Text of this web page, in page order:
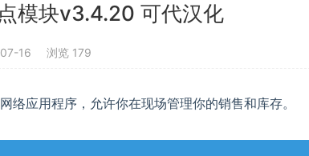
模块v3.4.20 可代汉化
16 浏览 179
应用程序，允许你在现场管理你的销售和库存。